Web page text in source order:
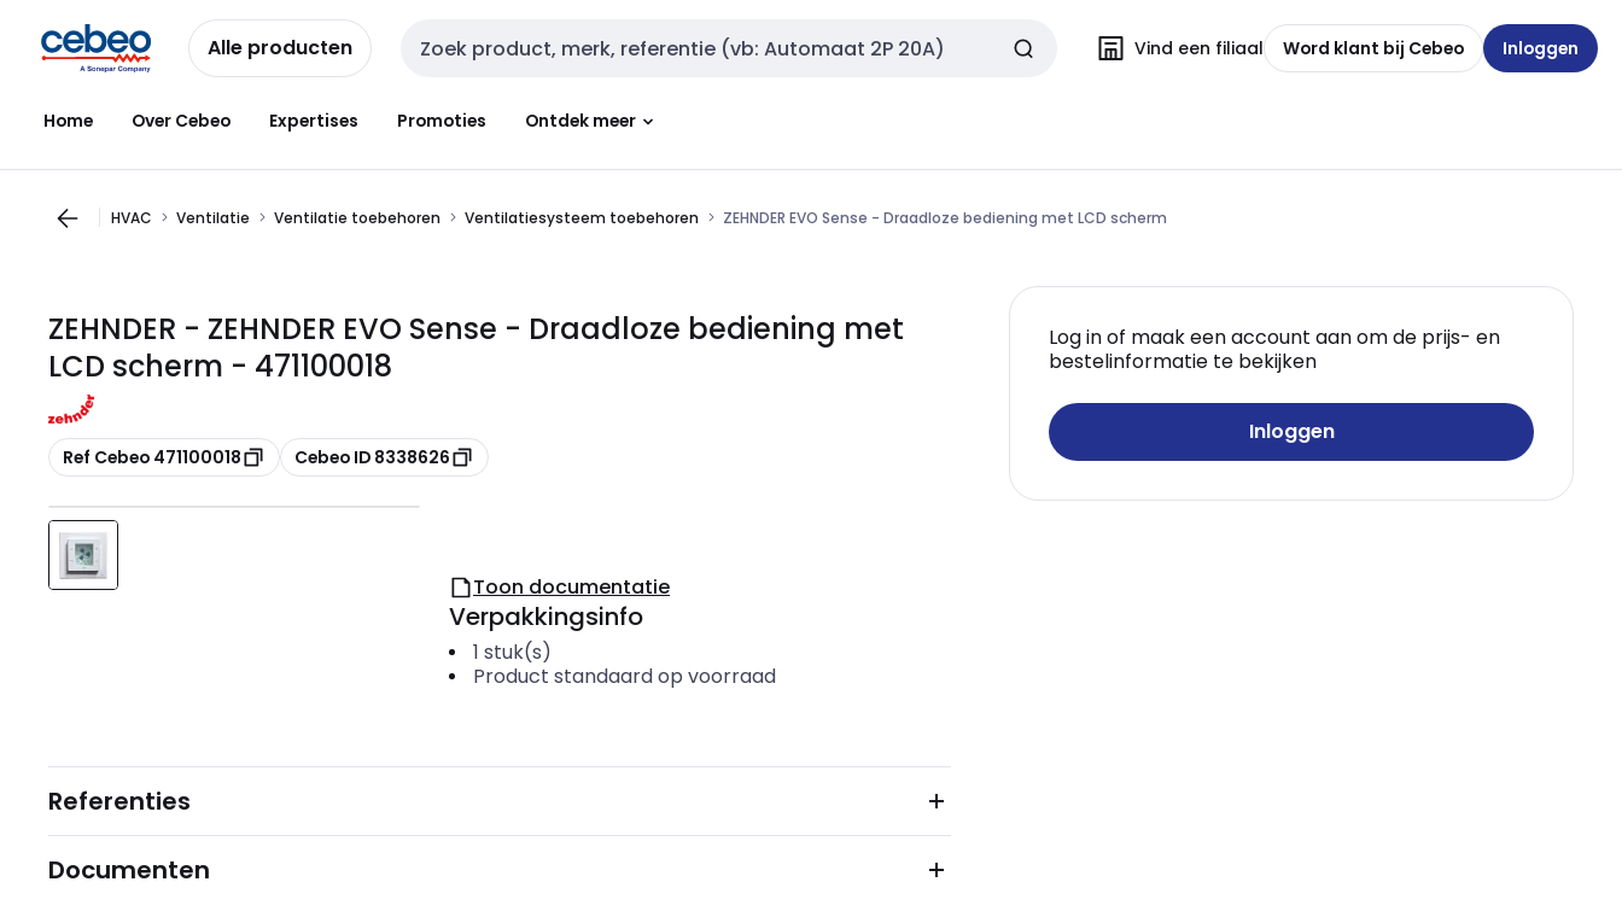
naar
navigatie
naar
inhoud
Alle producten Zoekveld invoer Vind een filiaal Word klant bij Cebeo Inloggen
Home Over Cebeo Expertises Promoties Ontdek meer
HVAC Ventilatie Ventilatie toebehoren Ventilatiesysteem toebehoren ZEHNDER EVO Sense - Draadloze bediening met LCD scherm
ZEHNDER - ZEHNDER EVO Sense - Draadloze bediening met
LCD scherm - 471100018
Kopiëren
Ref Cebeo 471100018 Kopiëren
Cebeo ID 8338626
Log in of maak een account aan om de prijs- en
bestelinformatie te bekijken
Inloggen
Toon documentatie
Verpakkingsinfo
1 stuk(s)
Product standaard op voorraad
Referenties
Documenten